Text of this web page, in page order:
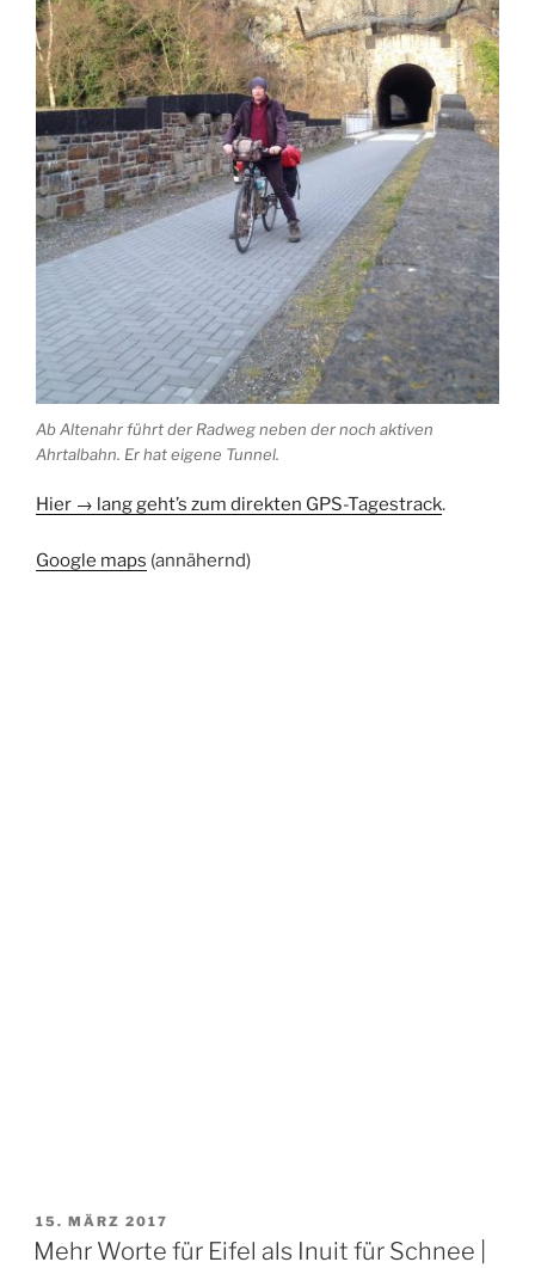
Ab Altenahr führt der Radweg neben der noch aktiven
Ahrtalbahn. Er hat eigene Tunnel.
Hier → lang geht’s zum direkten GPS-Tagestrack.
Google maps (annähernd)
VERÖFFENTLICHT
AM
15. MÄRZ 2017
Mehr Worte für Eifel als Inuit für Schnee |